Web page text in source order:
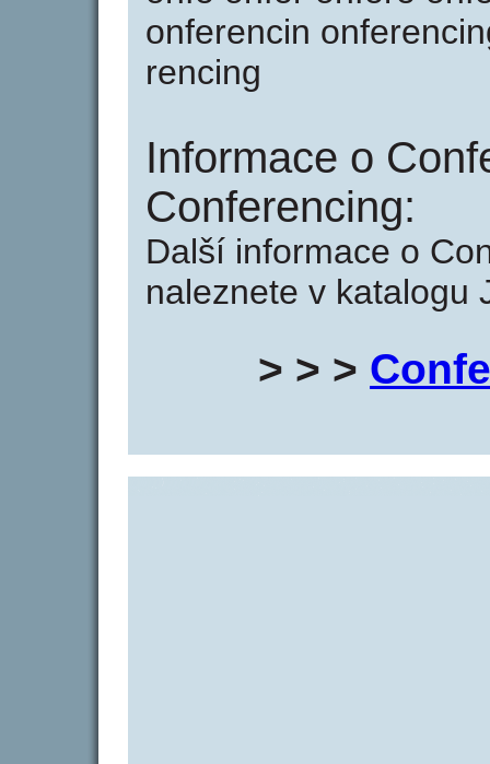
onferencin
rencing
Informace o
Conferencing:
Další informace o
naleznete v katalogu
> > >